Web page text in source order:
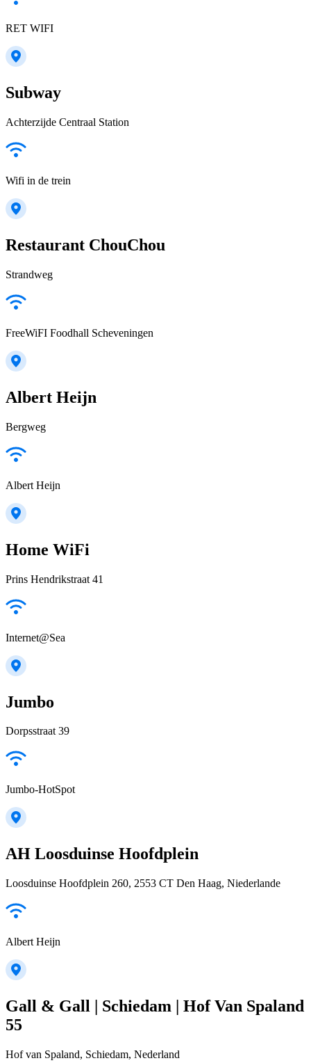
RET WIFI
Subway
Achterzijde Centraal Station
Wifi in de trein
Restaurant ChouChou
Strandweg
FreeWiFI Foodhall Scheveningen
Albert Heijn
Bergweg
Albert Heijn
Home WiFi
Prins Hendrikstraat 41
Internet@Sea
Jumbo
Dorpsstraat 39
Jumbo-HotSpot
AH Loosduinse Hoofdplein
Loosduinse Hoofdplein 260, 2553 CT Den Haag, Niederlande
Albert Heijn
Gall & Gall | Schiedam | Hof Van Spaland
55
Hof van Spaland, Schiedam, Nederland